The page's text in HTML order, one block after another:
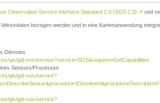
Observation Service Interface Standard 2.0 (SOS 2.0) ↗ und
bezogen werden und in eine Kartenanwendung
Dienstes
gis/gdi-sos/service?service=SOS&request=GetCapabilities
Sensors/Prozesses
gis/gdi-sos/service?
gis/gdi-sos/service?